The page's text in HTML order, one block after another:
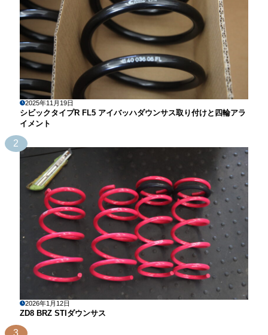
2025年11月19日
シビックタイプR FL5 アイバッハダウンサス取り付けと四輪アラ
イメント
2
2026年1月12日
ZD8 BRZ STIダウンサス
3